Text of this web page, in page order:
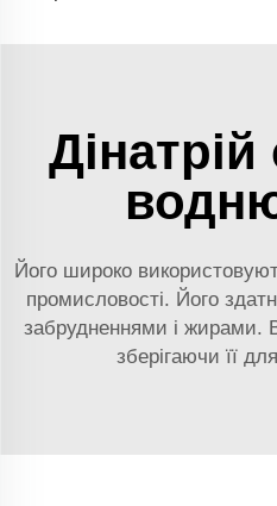
Його широко
промисловості. Його
забрудненнями і жирами.
зберігаючи її